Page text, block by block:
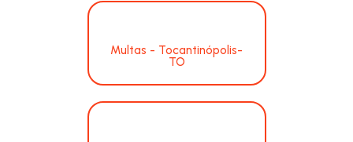
Multas - Tocantinópolis-
TO